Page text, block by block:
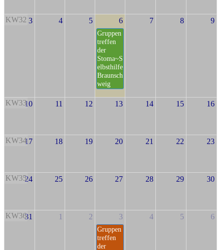
KW32 3 4 5 6
Gruppen
treffen
der
Stoma~S
elbsthilfe
Braunsch
weig
7 8 9
KW3310 11 12 13 14 15 16
KW3417 18 19 20 21 22 23
KW3524 25 26 27 28 29 30
KW3631 1 2 3
Gruppen
treffen
der
4 5 6